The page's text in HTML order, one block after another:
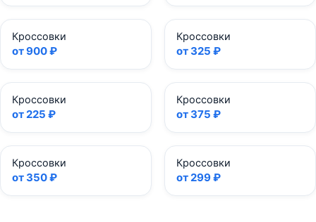
Кроссовки
от 900 ₽
Кроссовки
от 325 ₽
Кроссовки
от 225 ₽
Кроссовки
от 375 ₽
Кроссовки
от 350 ₽
Кроссовки
от 299 ₽